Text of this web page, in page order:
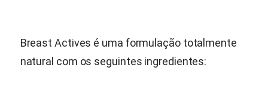
Breast Actives é uma formulação totalmente
natural com os seguintes ingredientes: